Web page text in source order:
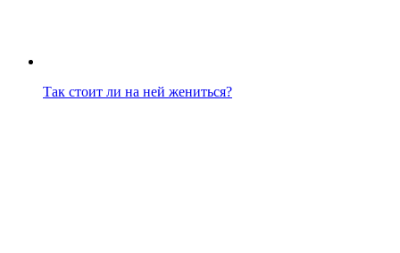
Так стоит ли на ней жениться?